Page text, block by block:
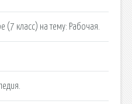
класс) на тему: Рабочая.